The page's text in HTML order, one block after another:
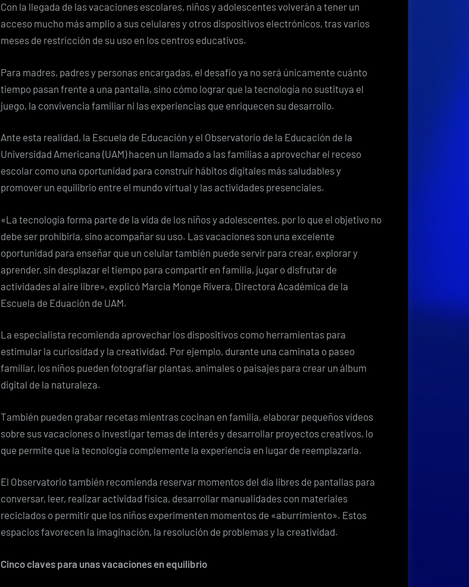
5
claves
que
la
a
Con la llegada de las vacaciones escolares, niños y adolescentes volverán a tener un
acceso mucho más amplio a sus celulares y otros dispositivos electrónicos, tras varios
meses de restricción de su uso en los centros educativos.
Para madres, padres y personas encargadas, el desafío ya no será únicamente cuánto
tiempo pasan frente a una pantalla, sino cómo lograr que la tecnología no sustituya el
juego, la convivencia familiar ni las experiencias que enriquecen su desarrollo.
Ante esta realidad, la Escuela de Educación y el Observatorio de la Educación de la
Universidad Americana (UAM) hacen un llamado a las familias a aprovechar el receso
escolar como una oportunidad para construir hábitos digitales más saludables y
promover un equilibrio entre el mundo virtual y las actividades presenciales.
«La tecnología forma parte de la vida de los niños y adolescentes, por lo que el objetivo no
debe ser prohibirla, sino acompañar su uso. Las vacaciones son una excelente
oportunidad para enseñar que un celular también puede servir para crear, explorar y
aprender, sin desplazar el tiempo para compartir en familia, jugar o disfrutar de
actividades al aire libre», explicó Marcia Monge Rivera, Directora Académica de la
Escuela de Eduación de UAM.
La especialista recomienda aprovechar los dispositivos como herramientas para
estimular la curiosidad y la creatividad. Por ejemplo, durante una caminata o paseo
familiar, los niños pueden fotografiar plantas, animales o paisajes para crear un álbum
digital de la naturaleza.
También pueden grabar recetas mientras cocinan en familia, elaborar pequeños videos
sobre sus vacaciones o investigar temas de interés y desarrollar proyectos creativos, lo
que permite que la tecnología complemente la experiencia en lugar de reemplazarla.
El Observatorio también recomienda reservar momentos del día libres de pantallas para
conversar, leer, realizar actividad física, desarrollar manualidades con materiales
reciclados o permitir que los niños experimenten momentos de «aburrimiento». Estos
espacios favorecen la imaginación, la resolución de problemas y la creatividad.
Cinco claves para unas vacaciones en equilibrio